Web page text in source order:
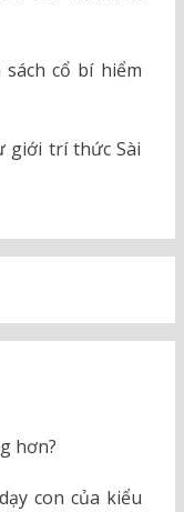
cổ bí hiểm
giới trí thức Sài
hơn?
con của kiểu